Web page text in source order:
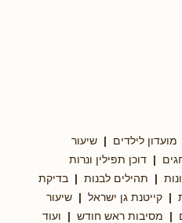
מועדון לילדים | שיעור
| דוכן תפילין ונרות
| תהילים לבנות | בדיקת
| קייטנת גן ישראל | שיעור
| מסיבות ראש חודש | ועוד